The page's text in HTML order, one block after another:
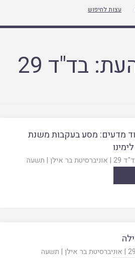
עצות לחיפוש
בד"ד 29
מדעים: מסע בעקבות משנת
29
| אוניברסיטת בר אילן | תשעה
| אוניברסיטת בר אילן | תשעה